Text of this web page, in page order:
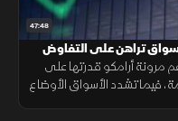
47:48
تراهن على التفاوض
مرونة أرامكو قدرتها على
فيما تشدد الأسواق الأوضاع